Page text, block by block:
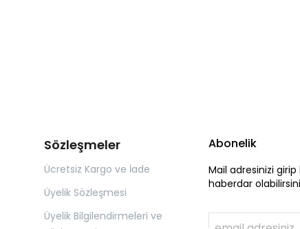
Sözleşmeler
Ücretsiz Kargo ve İade
Üyelik Sözleşmesi
Üyelik Bilgilendirmeleri ve
Abonelik
Mail adresinizi
haberdar